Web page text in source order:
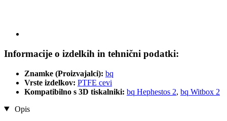
Informacije o izdelkih in tehnični podatki:
Znamke (Proizvajalci): bq
Vrste izdelkov: PTFE cevi
Kompatibilno s 3D tiskalniki: bq Hephestos 2, bq Witbox 2
Opis